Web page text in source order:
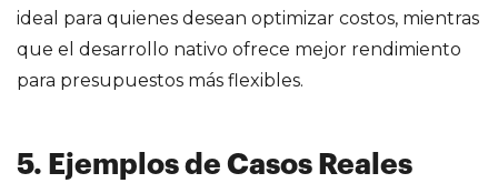
ideal para quienes desean optimizar costos, mientras
que el desarrollo nativo ofrece mejor rendimiento
para presupuestos más flexibles.
5. Ejemplos de Casos Reales